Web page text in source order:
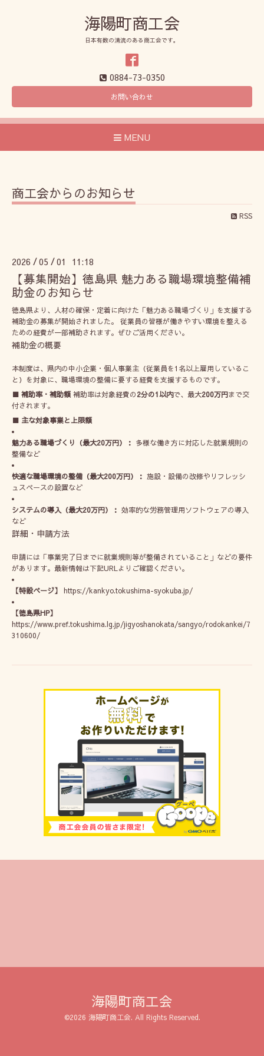
海陽町商工会
日本有数の清流のある商工会です。
0884-73-0350
お問い合わせ
MENU
商工会からのお知らせ
RSS
2026 /05 /01 11:18
【募集開始】徳島県 魅力ある職場環境整備補
助金のお知らせ
徳島県より、人材の確保・定着に向けた「魅力ある職場づくり」を支援する
補助金の募集が開始されました。 従業員の皆様が働きやすい環境を整える
ための経費が一部補助されます。ぜひご活用ください。
補助金の概要
本制度は、県内の中小企業・個人事業主（従業員を1名以上雇用しているこ
と）を対象に、職場環境の整備に要する経費を支援するものです。
■ 補助率・補助額 補助率は対象経費の2分の1以内で、最大200万円まで交
付されます。
■ 主な対象事業と上限額
魅力ある職場づくり（最大20万円）： 多様な働き方に対応した就業規則の
整備など
快適な職場環境の整備（最大200万円）： 施設・設備の改修やリフレッシ
ュスペースの設置など
システムの導入（最大20万円）： 効率的な労務管理用ソフトウェアの導入
など
詳細・申請方法
申請には「事業完了日までに就業規則等が整備されていること」などの要件
があります。最新情報は下記URLよりご確認ください。
【特設ページ】 https://kankyo.tokushima-syokuba.jp/
【徳島県HP】
https://www.pref.tokushima.lg.jp/jigyoshanokata/sangyo/rodokankei/7
310600/
海陽町商工会
©2026 海陽町商工会. All Rights Reserved.